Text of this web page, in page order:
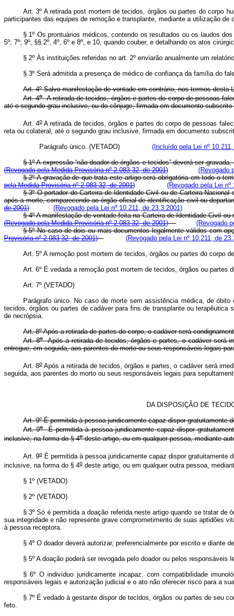
Art. 3º A retirada post mortem de tecidos, órgãos ou partes do corpo
participantes das equipes de remoção e transplante, mediante a utilização
§ 1º Os prontuários médicos, contendo os resultados ou os laudos
5º; 7º; 9º, §§ 2º, 4º, 6º e 8º, e 10, quando couber, e detalhando os atos
§ 2º Às instituições referidas no art. 2º enviarão anualmente um
§ 3º Será admitida a presença de médico de confiança da família do
Art. 4º Salvo manifestação de vontade em contrário, nos termos
Art. 4oA retirada de tecidos, órgãos e partes do corpo de pessoas
até o segundo grau inclusive, ou do cônjuge, firmada em documento
Art. 4o A retirada de tecidos, órgãos e partes do corpo de pessoas
reta ou colateral, até o segundo grau inclusive, firmada em documento
Parágrafo único. (VETADO) (Incluído pela Lei nº
§ 1º A expressão “não-doador de órgãos e tecidos” deverá ser
(Revogado pela Medida Provisória nº 2.083-32, de 2001)
(Revogado
§ 2º A gravação de que trata este artigo será obrigatória em todo o
pela Medida Provisória nº 2.083-32, de 2001)
(Revogado pela Lei
§ 3º O portador de Carteira de Identidade Civil ou de Carteira
após a morte, comparecendo ao órgão oficial de identificação civil ou
de 2001)
(Revogado pela Lei nº 10.211, de 23.3.2001)
§ 4º A manifestação de vontade feita na Carteira de Identidade
(Revogado pela Medida Provisória nº 2.083-32, de 2001)
(Revogado
§ 5º No caso de dois ou mais documentos legalmente válidos
Provisória nº 2.083-32, de 2001)
(Revogado pela Lei nº 10.211, de
Art. 5º A remoção post mortem de tecidos, órgãos ou partes do corpo
Art. 6º É vedada a remoção post mortem de tecidos, órgãos ou partes
Art. 7º (VETADO)
Parágrafo único. No caso de morte sem assistência médica, de
tecidos, órgãos ou partes de cadáver para fins de transplante ou
de necrópsia.
Art. 8º Após a retirada de partes do corpo, o cadáver será
Art. 8oApós a retirada de tecidos, órgãos e partes, o cadáver será
entregue, em seguida, aos parentes do morto ou seus responsáveis
Art. 8oApós a retirada de tecidos, órgãos e partes, o cadáver será
seguida, aos parentes do morto ou seus responsáveis legais para
DA DISPOSIÇÃO DE
Art. 9º É permitida à pessoa juridicamente capaz dispor gratuitamente
Art. 9oÉ permitida à pessoa juridicamente capaz dispor
inclusive, na forma do § 4odeste artigo, ou em qualquer pessoa,
Art. 9oÉ permitida à pessoa juridicamente capaz dispor gratuitamente
inclusive, na forma do § 4o deste artigo, ou em qualquer outra pessoa,
§ 1º (VETADO)
§ 2º (VETADO)
§ 3º Só é permitida a doação referida neste artigo quando se tratar
sua integridade e não represente grave comprometimento de suas aptidões
à pessoa receptora.
§ 4º O doador deverá autorizar, preferencialmente por escrito e diante
§ 5º A doação poderá ser revogada pelo doador ou pelos
§ 6º O indivíduo juridicamente incapaz, com compatibilidade
responsáveis legais e autorização judicial e o ato não oferecer risco para a
§ 7º É vedado à gestante dispor de tecidos, órgãos ou partes de seu
feto.